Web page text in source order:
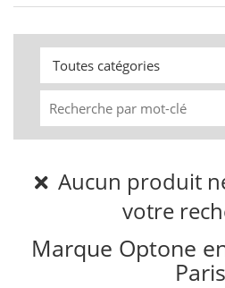
Aucun produit
votre
Marque Optone
Paris